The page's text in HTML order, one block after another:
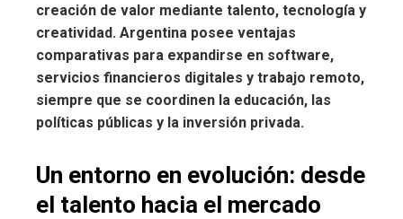
creación de valor mediante talento, tecnología y
creatividad. Argentina posee ventajas
comparativas para expandirse en software,
servicios financieros digitales y trabajo remoto,
siempre que se coordinen la educación, las
políticas públicas y la inversión privada.
Un entorno en evolución: desde
el talento hacia el mercado